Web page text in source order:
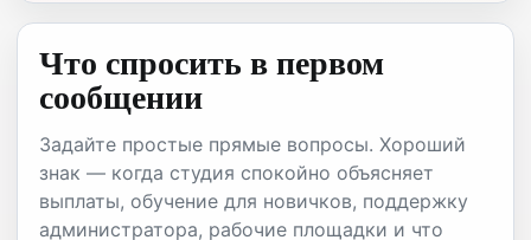
Что спросить в первом
сообщении
Задайте простые прямые вопросы. Хороший
знак — когда студия спокойно объясняет
выплаты, обучение для новичков, поддержку
администратора, рабочие площадки и что